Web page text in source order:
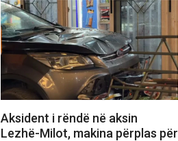
Aksident i rëndë në aksin
Lezhë-Milot, makina përplas për